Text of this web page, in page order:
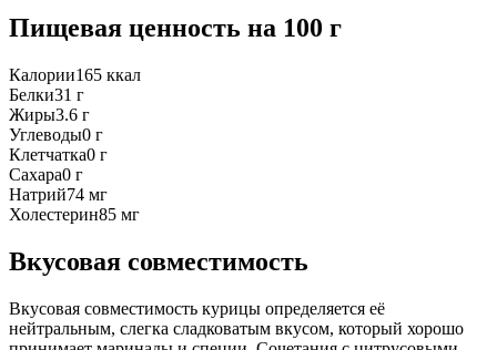
Пищевая ценность на 100 г
Калории165 ккал
Белки31 г
Жиры3.6 г
Углеводы0 г
Клетчатка0 г
Сахара0 г
Натрий74 мг
Холестерин85 мг
Вкусовая совместимость
Вкусовая совместимость курицы определяется её
нейтральным, слегка сладковатым вкусом, который хорошо